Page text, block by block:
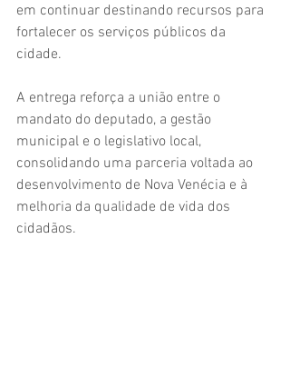
em continuar destinando recursos para
fortalecer os serviços públicos da
cidade.
A entrega reforça a união entre o
mandato do deputado, a gestão
municipal e o legislativo local,
consolidando uma parceria voltada ao
desenvolvimento de Nova Venécia e à
melhoria da qualidade de vida dos
cidadãos.